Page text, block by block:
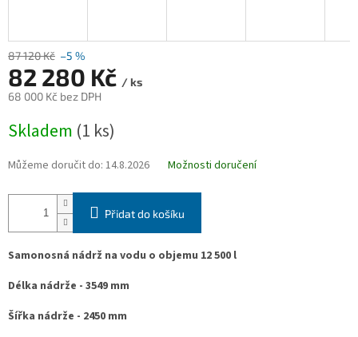
87 120 Kč –5 %
82 280 Kč / ks
68 000 Kč bez DPH
cena:
Skladem (1 ks)
Můžeme doručit do: 14.8.2026 Možnosti doručení
Přidat do košíku
Samonosná nádrž na vodu o objemu 12 500 l
Délka nádrže - 3549 mm
Šířka nádrže - 2450 mm